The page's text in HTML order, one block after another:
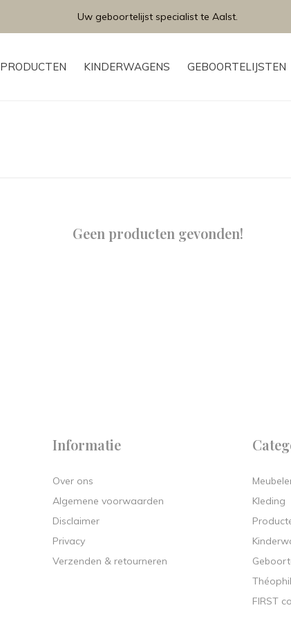
PRODUCTEN KINDERWAGENS GEBOORTELIJSTEN
Uw geboortelijst specialist te Aalst.
Geen producten gevonden!
Informatie
Over ons
Algemene voorwaarden
Disclaimer
Privacy
Verzenden & retourneren
Kleding
FIRST